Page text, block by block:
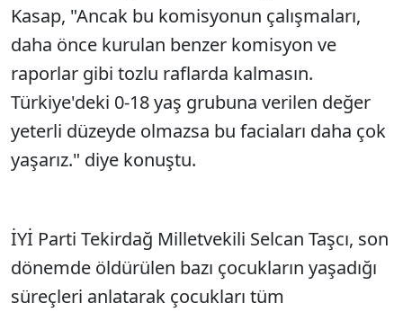
Kasap, "Ancak bu komisyonun çalışmaları,
daha önce kurulan benzer komisyon ve
raporlar gibi tozlu raflarda kalmasın.
Türkiye'deki 0-18 yaş grubuna verilen değer
yeterli düzeyde olmazsa bu faciaları daha çok
yaşarız." diye konuştu.
İYİ Parti Tekirdağ Milletvekili Selcan Taşcı, son
dönemde öldürülen bazı çocukların yaşadığı
süreçleri anlatarak çocukları tüm